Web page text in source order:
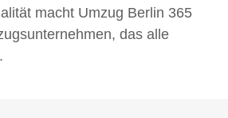
macht Umzug Berlin 365
das alle